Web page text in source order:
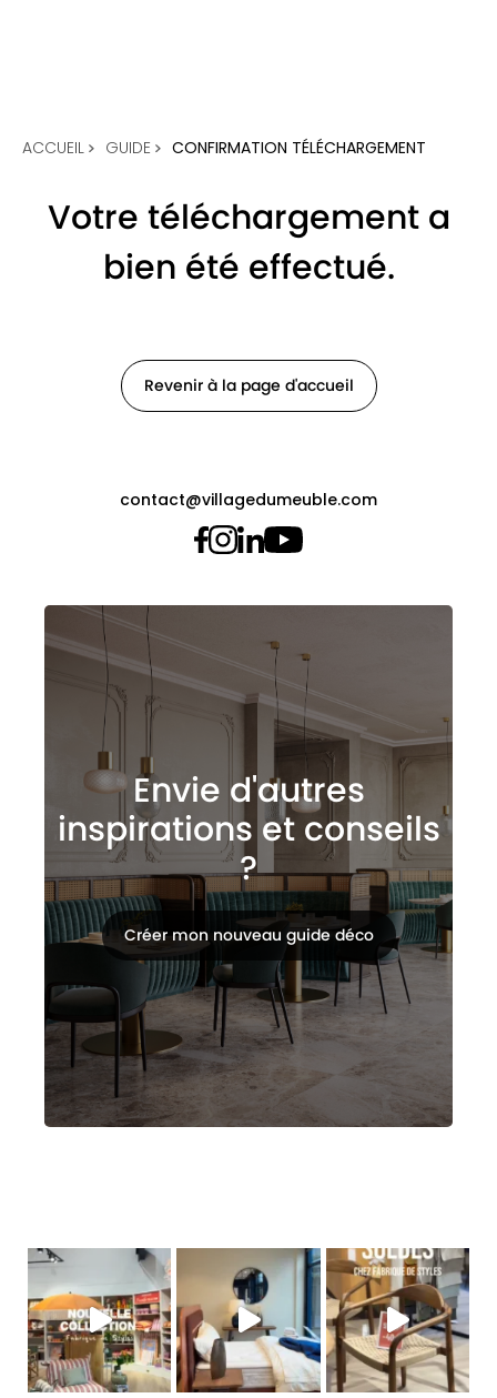
ACCUEIL GUIDE CONFIRMATION TÉLÉCHARGEMENT
Votre téléchargement a
bien été effectué.
Revenir à la page d'accueil
contact@villagedumeuble.com
Envie d'autres
inspirations et conseils
?
Créer mon nouveau guide déco